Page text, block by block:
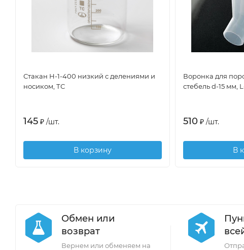
Стакан Н-1-400 низкий с делениями и
носиком, ТС
145 ₽ /шт.
В корзину
Воронка для
стебель d-15 мм,
510 ₽ /шт.
В
Обмен или
возврат
Вернем или обменяем на